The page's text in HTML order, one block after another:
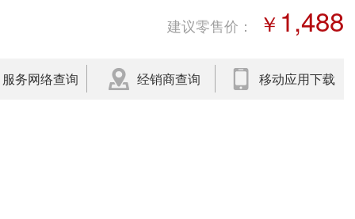
建议零售价 ： ￥ 1,488
服务网络查询 经销商查询 移动应用下载